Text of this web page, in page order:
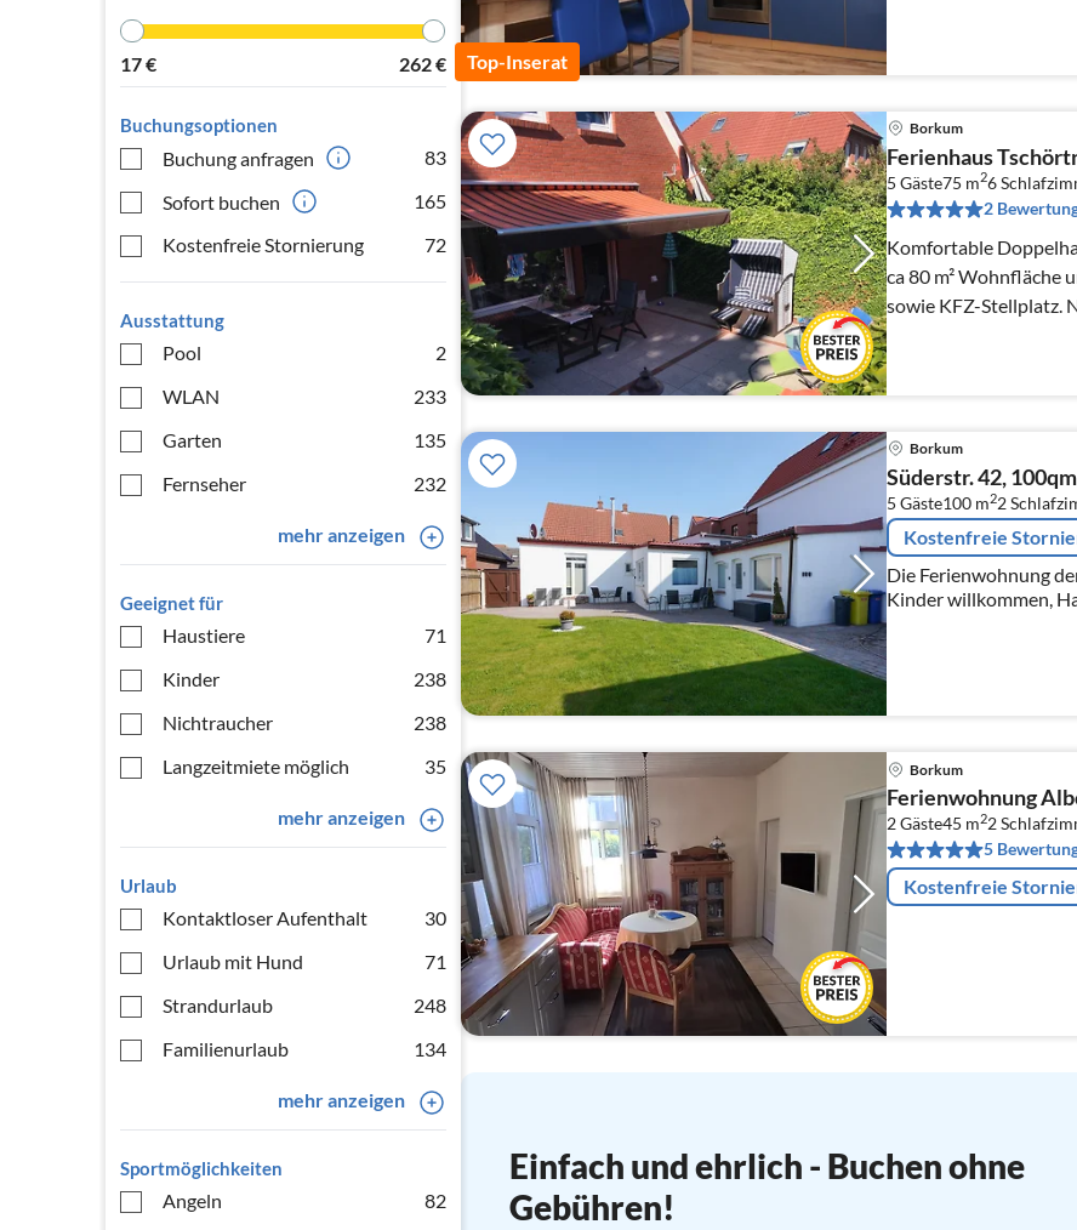
17€ 262€
Buchungsoptionen
Buchung anfragen
83
Sofort buchen
165
Kostenfreie Stornierung
72
Ausstattung
Pool
2
WLAN
233
Garten
135
Fernseher
232
mehr anzeigen
Geeignet für
Haustiere
71
Kinder
238
Nichtraucher
238
Langzeitmiete möglich
35
mehr anzeigen
Urlaub
Kontaktloser Aufenthalt
30
Urlaub mit Hund
71
Strandurlaub
248
Familienurlaub
134
mehr anzeigen
Sportmöglichkeiten
Angeln
82
Top-Inserat
Borkum
Ferienhaus
5 Gäste75 m26
2
Komfortable
ca 80 m² Wohnfläche
sowie KFZ-Stellplatz.
Borkum
Süderstr. 42,
5 Gäste100 m22
Kostenfreie
Die Ferienwohnung
Kinder willkommen,
2 Schlafzimmer,
renoviert.
Borkum
Ferienwohnung
2 Gäste45 m22
5
Kostenfreie
Einfach und ehrlich - Buchen ohne
Gebühren!